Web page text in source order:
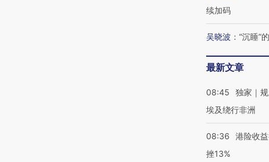
续加码
吴晓波 ： “沉睡”
最新文章
08:45
独家｜
埃及绕行非洲
08:36
港险收
挫13%